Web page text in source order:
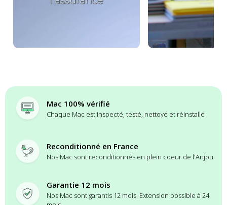
Mac 100% vérifié
Chaque Mac est inspecté, testé, nettoyé et réinstallé
Reconditionné en France
Nos Mac sont reconditionnés en plein coeur de l'Anjou
Garantie 12 mois
Nos Mac sont garantis 12 mois. Extension possible à 24